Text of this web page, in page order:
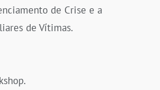
de Crise e a
de Vítimas.